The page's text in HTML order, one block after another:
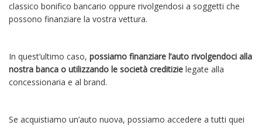
classico bonifico bancario oppure rivolgendosi a soggetti che
possono finanziare la vostra vettura.
In quest’ultimo caso, possiamo finanziare l’auto rivolgendoci alla
nostra banca o utilizzando le società creditizie legate alla
concessionaria e al brand.
Se acquistiamo un’auto nuova, possiamo accedere a tutti quei